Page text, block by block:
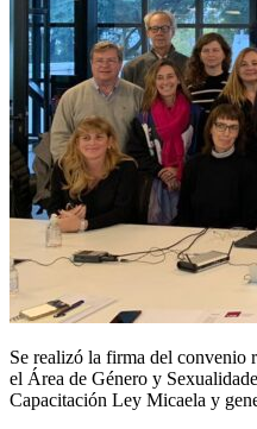
Se realizó la firma del convenio
el Área de Género y
Capacitación Ley Micaela y